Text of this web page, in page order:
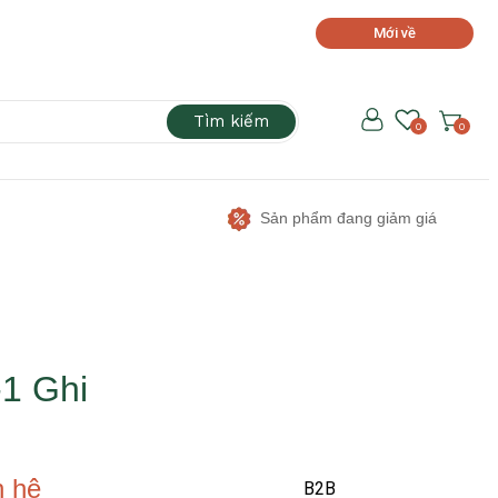
Tìm kiếm 0
0
Sản phẩm đang giảm giá
Mới về
Ghi
hệ B2B